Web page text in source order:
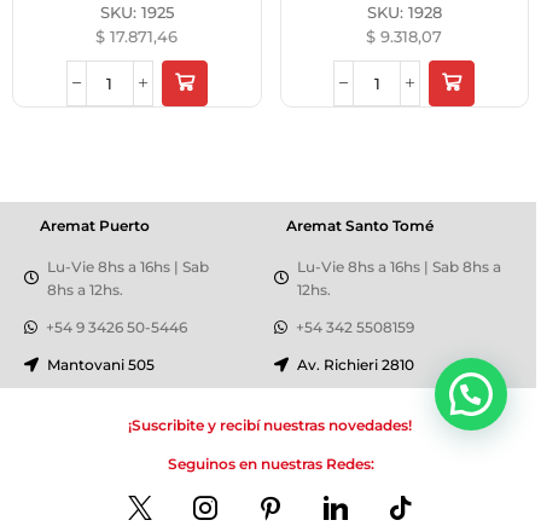
SKU: 1925
$ 17.871,46
SKU: 1928
$ 9.318,07
Aremat Santo Tomé
Lu-Vie 8hs a 16hs | Sab 8hs a
12hs.
+54 342 5508159
Av. Richieri 2810
Aremat Puerto
Lu-Vie 8hs a 16hs | Sab
8hs a 12hs.
+54 9 3426 50-5446
Mantovani 505
¡Suscribite y recibí nuestras novedades!
Seguinos en nuestras Redes: